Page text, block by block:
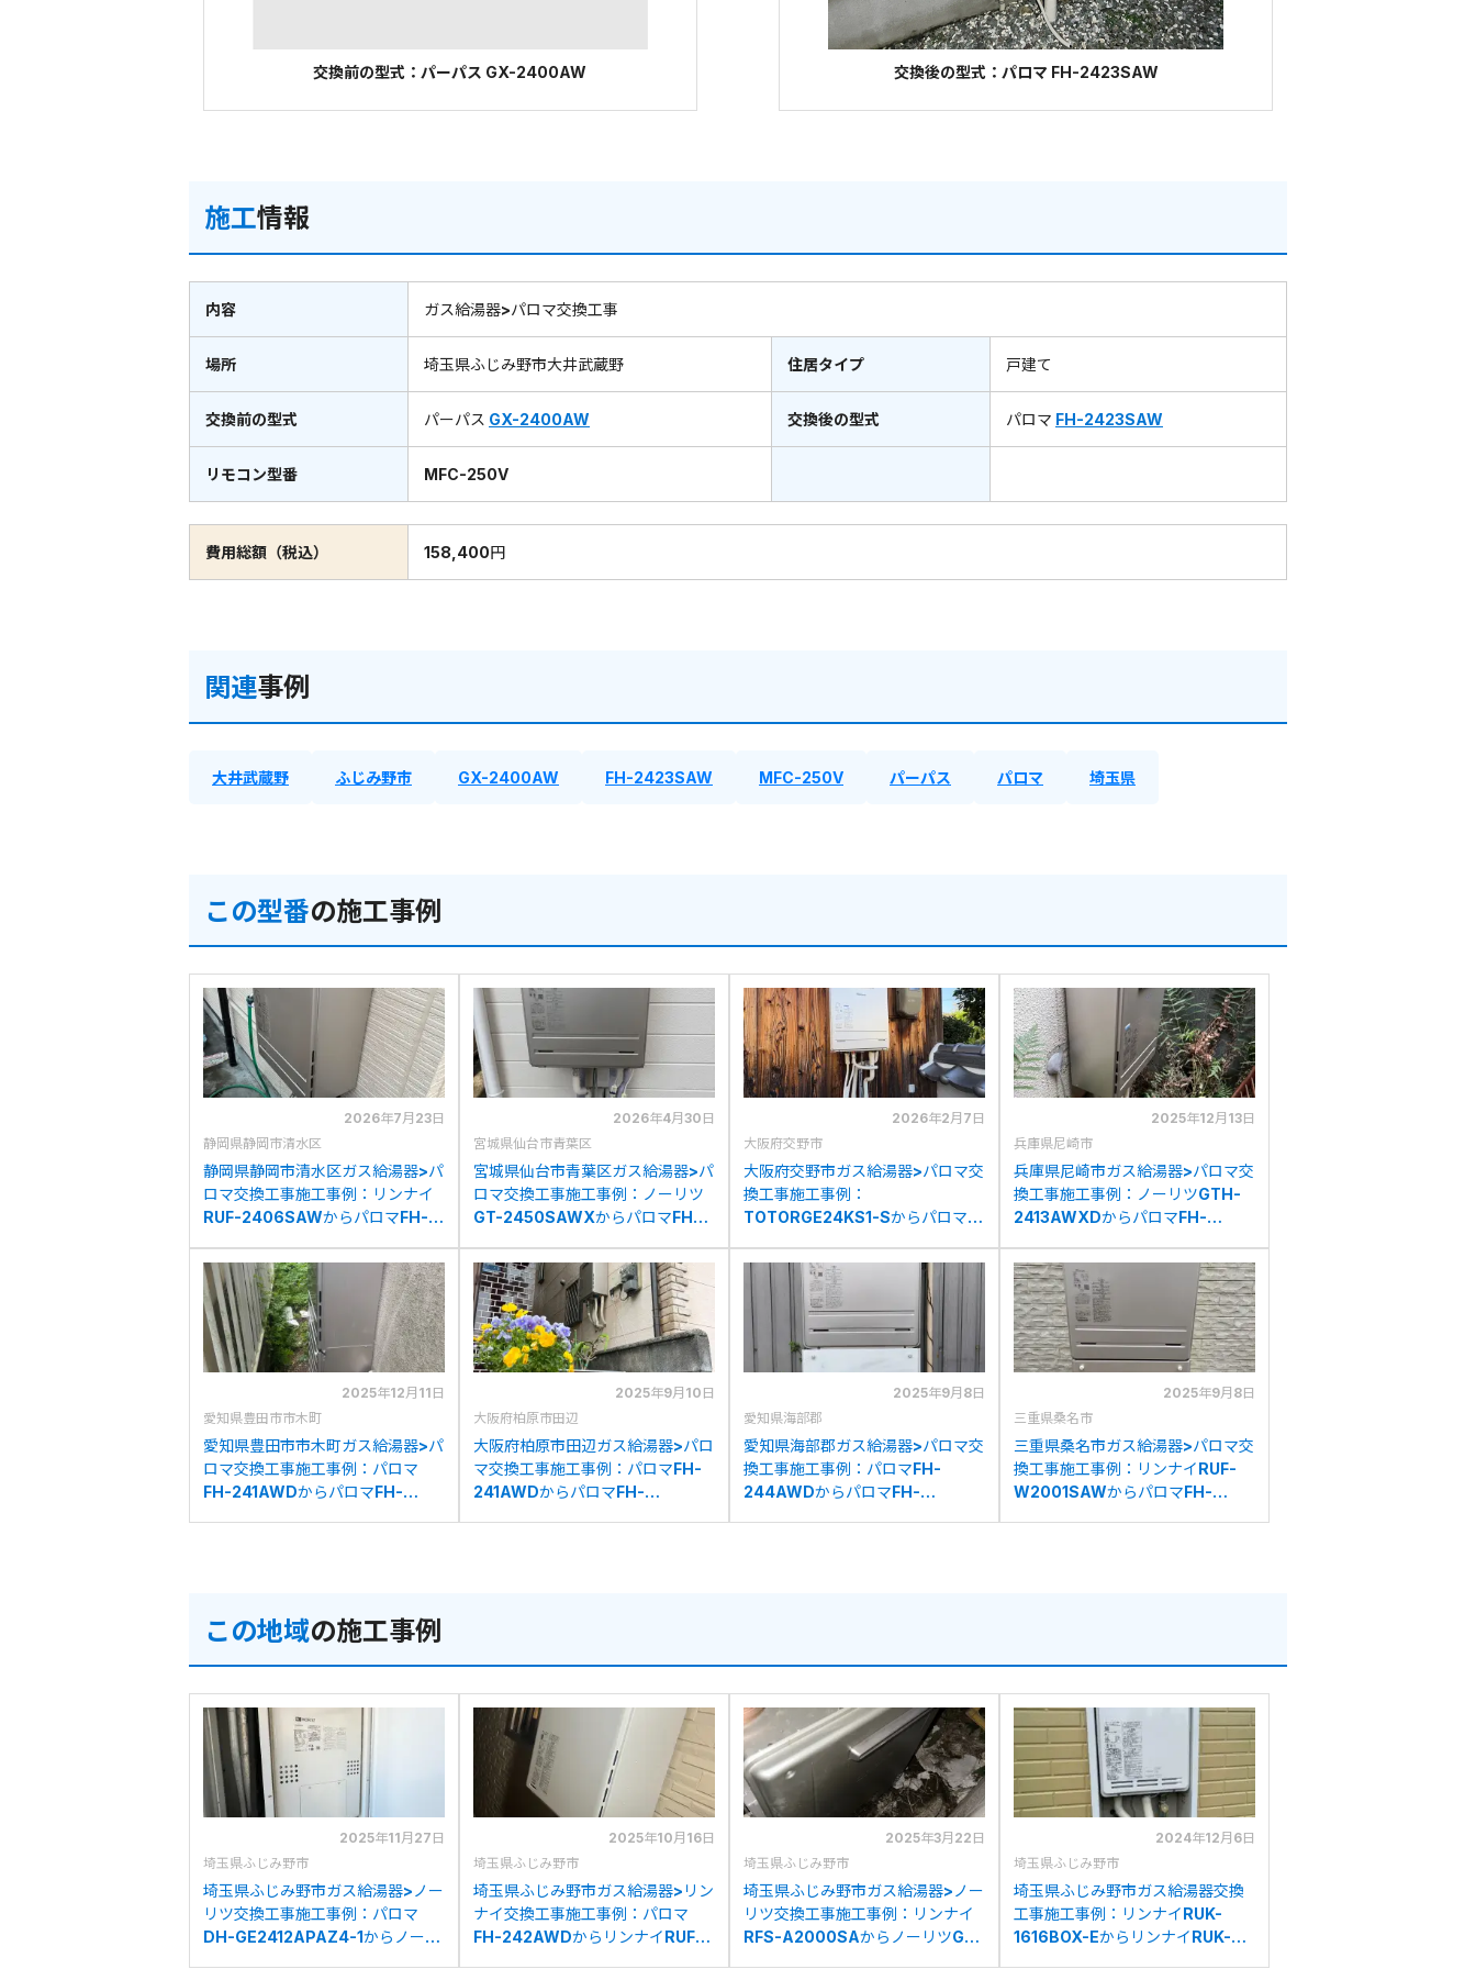
交換前の型式：パーパス GX-2400AW 交換後の型式：パロマ FH-2423SAW
施工情報
内容 ガス給湯器>パロマ交換工事
場所 埼玉県ふじみ野市大井武蔵野 住居タイプ 戸建て
交換前の型式 パーパス GX-2400AW 交換後の型式 パロマ FH-2423SAW
リモコン型番 MFC-250V
費用総額（税込） 158,400円
関連事例
大井武蔵野 ふじみ野市 GX-2400AW FH-2423SAW MFC-250V パーパス パロマ 埼玉県
この型番の施工事例
2026年7月23日
静岡県静岡市清水区
静岡県静岡市清水区ガス給湯器>パ
ロマ交換工事施工事例：リンナイ
RUF-2406SAWからパロマFH-
2026年4月30日
宮城県仙台市青葉区
宮城県仙台市青葉区ガス給湯器>パ
ロマ交換工事施工事例：ノーリツ
GT-2450SAWXからパロマFH-
2026年2月7日
大阪府交野市
大阪府交野市ガス給湯器>パロマ交
換工事施工事例：
TOTORGE24KS1-Sからパロマ
2025年12月13日
兵庫県尼崎市
兵庫県尼崎市ガス給湯器>パロマ交
換工事施工事例：ノーリツGTH-
2413AWXDからパロマFH-
2025年12月11日
愛知県豊田市市木町
愛知県豊田市市木町ガス給湯器>パ
ロマ交換工事施工事例：パロマ
FH-241AWDからパロマFH-
2025年9月10日
大阪府柏原市田辺
大阪府柏原市田辺ガス給湯器>パロ
マ交換工事施工事例：パロマFH-
241AWDからパロマFH-
2025年9月8日
愛知県海部郡
愛知県海部郡ガス給湯器>パロマ交
換工事施工事例：パロマFH-
244AWDからパロマFH-
2025年9月8日
三重県桑名市
三重県桑名市ガス給湯器>パロマ交
換工事施工事例：リンナイRUF-
W2001SAWからパロマFH-
この地域の施工事例
2025年11月27日
埼玉県ふじみ野市
埼玉県ふじみ野市ガス給湯器>ノー
リツ交換工事施工事例：パロマ
DH-GE2412APAZ4-1からノーリ
2025年10月16日
埼玉県ふじみ野市
埼玉県ふじみ野市ガス給湯器>リン
ナイ交換工事施工事例：パロマ
FH-242AWDからリンナイRUF-
2025年3月22日
埼玉県ふじみ野市
埼玉県ふじみ野市ガス給湯器>ノー
リツ交換工事施工事例：リンナイ
RFS-A2000SAからノーリツGT-
2024年12月6日
埼玉県ふじみ野市
埼玉県ふじみ野市ガス給湯器交換
工事施工事例：リンナイRUK-
1616BOX-EからリンナイRUK-